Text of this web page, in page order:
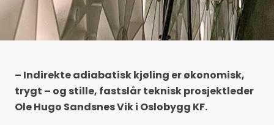
– Indirekte adiabatisk kjøling er økonomisk,
trygt – og stille, fastslår teknisk prosjektleder
Ole Hugo Sandsnes Vik i Oslobygg KF.